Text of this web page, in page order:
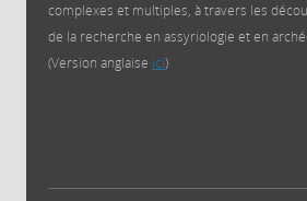
complexes et multiples, à travers les
de la recherche en assyriologie et en
(Version anglaise ici)